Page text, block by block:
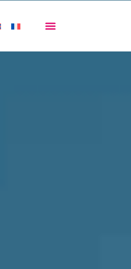
DE VENTE